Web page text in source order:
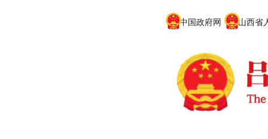
中国政府网 山西省人